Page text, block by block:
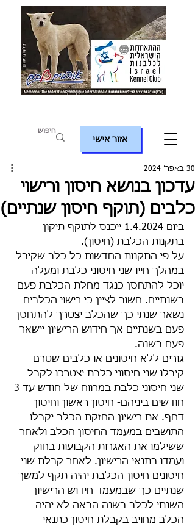
אזור אישי
עדכון בנושא חיסון ורישוי
כלבים (תוקף חיסון שנתיים)
30 באפר׳ 2024
ביום 1.4.2024 ייכנס לתוקף תיקון
בתקנות הכלבת (חיסון).
על פי התקנות החדשות כל כלב שקיבל
במהלך חייו שני חיסוני כלבת ומעלה
יוכל להתחסן כנגד מחלת הכלבת פעם
בשנתיים. חשוב לציין כי רישוי הכלבים
נשאר שנתי כך שהכלב יצטרך להתחסן
פעם בשנתיים אך חידוש הרישיון יישאר
פעם בשנה.
גורים ללא חיסונים או כלבים שטרם
קיבלו שני חיסוני כלבת יצטרכו לקבל
חודשים ביניהם- חיסון ראשון וחיסון
דחף. את רישיון החזקת הכלב יקבלו
התושבים במעמד החיסון הכלב ולאחר
ששילמו את האגרות הקבועות בחוק
ועמדו בתנאי הרישיון. לאחר קבלת שני
חיסונים חיסון הכלבת יהיה תקף למשך
שנתיים כך שבמעמד חידוש הרישיון
השנתי לכלב בשנה הבאה לא יהיה
הכלב מחויב בקבלת חיסון כתנאי